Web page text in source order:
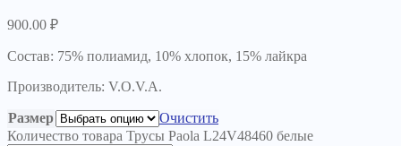
900.00 ₽
Состав: 75% полиамид, 10% хлопок, 15% лайкра
Производитель: V.O.V.A.
Размер
Очистить
Количество товара Трусы Paola L24V48460 белые